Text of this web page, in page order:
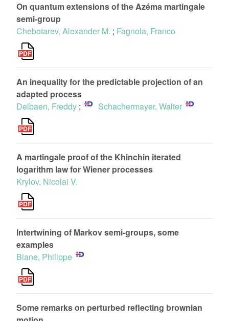
On quantum extensions of the Azéma martingale
semi-group
Chebotarev, Alexander M. ; Fagnola, Franco
An inequality for the predictable projection of an
adapted process
Delbaen, Freddy ; Schachermayer, Walter
A martingale proof of the Khinchin iterated
logarithm law for Wiener processes
Krylov, Nicolai V.
Intertwining of Markov semi-groups, some
examples
Biane, Philippe
Some remarks on perturbed reflecting brownian